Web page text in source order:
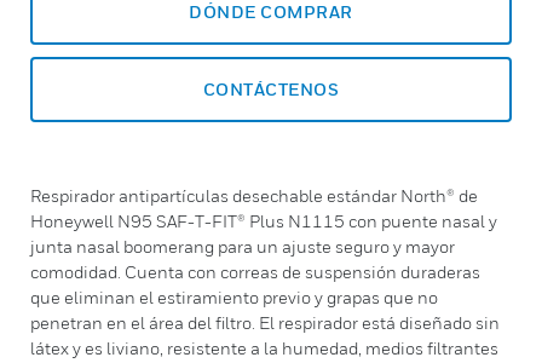
DÓNDE COMPRAR
CONTÁCTENOS
Respirador antipartículas desechable estándar North® de
Honeywell N95 SAF-T-FIT® Plus N1115 con puente nasal y
junta nasal boomerang para un ajuste seguro y mayor
comodidad. Cuenta con correas de suspensión duraderas
que eliminan el estiramiento previo y grapas que no
penetran en el área del filtro. El respirador está diseñado sin
látex y es liviano, resistente a la humedad, medios filtrantes